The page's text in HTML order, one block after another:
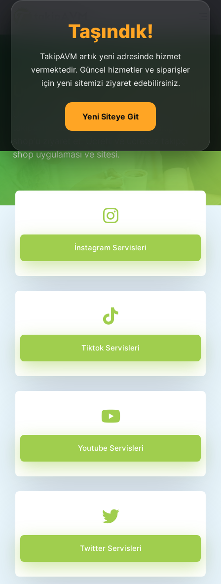
Taşındık!
TakipAVM artık yeni adresinde hizmet
vermektedir. Güncel hizmetler ve siparişler
için yeni sitemizi ziyaret edebilirsiniz.
Yeni Siteye Git
Ücretsiz Takipçi Shop
Ücretsiz takipçi shop yani takipçi marketi
takipavm! Sizde ücretli ve ücretsiz takipçi
shop uygulaması ve sitesi.
İnstagram Servisleri
Tiktok Servisleri
Youtube Servisleri
Twitter Servisleri